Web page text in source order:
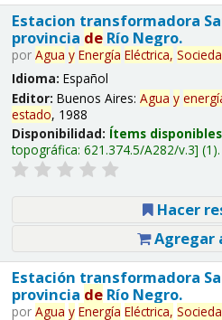
Estacion transformadora
provincia deRío Negro.
por Agua y Energía Eléctrica,
Idioma: Español
Editor: Buenos Aires: Agua y
estado, 1988
Disponibilidad: Ítems
topográfica: 621.374.5/A282/v.3 (1).
Hacer
Agregar
Estación transformadora
provincia deRío Negro.
por Agua y Energía Eléctrica,